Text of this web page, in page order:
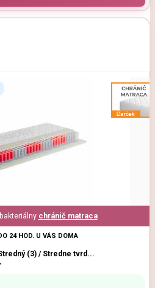
chránič matraca
24 HOD. U VÁS DOMA
(3) / Stredne tvrd...